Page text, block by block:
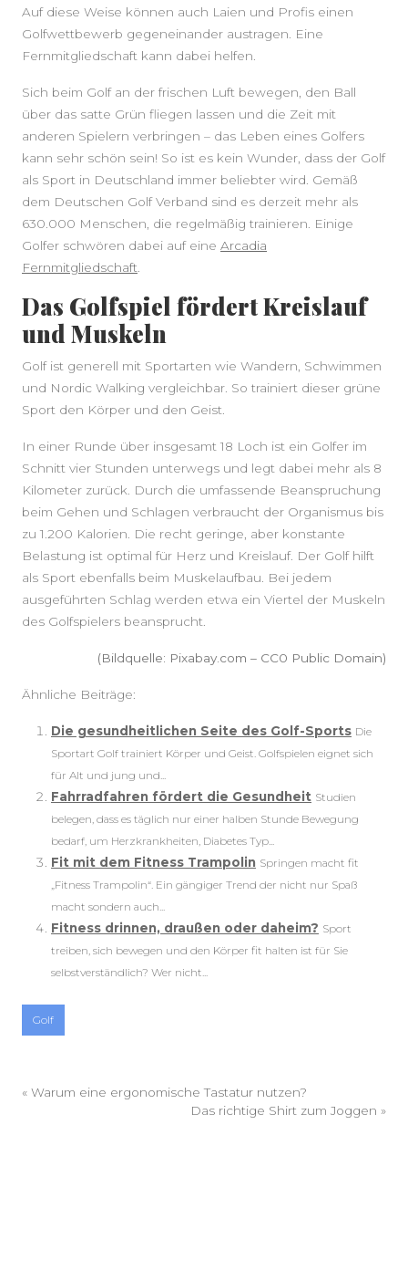
Auf diese Weise können auch Laien und Profis einen
Golfwettbewerb gegeneinander austragen. Eine
Fernmitgliedschaft kann dabei helfen.
Sich beim Golf an der frischen Luft bewegen, den Ball
über das satte Grün fliegen lassen und die Zeit mit
anderen Spielern verbringen – das Leben eines Golfers
kann sehr schön sein! So ist es kein Wunder, dass der Golf
als Sport in Deutschland immer beliebter wird. Gemäß
dem Deutschen Golf Verband sind es derzeit mehr als
630.000 Menschen, die regelmäßig trainieren. Einige
Golfer schwören dabei auf eine Arcadia
Fernmitgliedschaft
Das Golfspiel fördert Kreislauf
und Muskeln
Golf ist generell mit Sportarten wie Wandern, Schwimmen
und Nordic Walking vergleichbar. So trainiert dieser grüne
Sport den Körper und den Geist.
In einer Runde über insgesamt 18 Loch ist ein Golfer im
Schnitt vier Stunden unterwegs und legt dabei mehr als 8
Kilometer zurück. Durch die umfassende Beanspruchung
beim Gehen und Schlagen verbraucht der Organismus bis
zu 1.200 Kalorien. Die recht geringe, aber konstante
Belastung ist optimal für Herz und Kreislauf. Der Golf hilft
als Sport ebenfalls beim Muskelaufbau. Bei jedem
ausgeführten Schlag werden etwa ein Viertel der Muskeln
des Golfspielers beansprucht.
(Bildquelle: Pixabay.com – CC0 Public Domain)
Ähnliche Beiträge:
Die gesundheitlichen Seite des Golf-Sports Die
Sportart Golf trainiert Körper und Geist. Golfspielen eignet sich
für Alt und jung und...
Fahrradfahren fördert die Gesundheit Studien
belegen, dass es täglich nur einer halben Stunde Bewegung
bedarf, um Herzkrankheiten, Diabetes Typ...
Fit mit dem Fitness Trampolin Springen macht fit
„Fitness Trampolin“. Ein gängiger Trend der nicht nur Spaß
macht sondern auch...
Fitness drinnen, draußen oder daheim? Sport
treiben, sich bewegen und den Körper fit halten ist für Sie
selbstverständlich? Wer nicht...
Golf
« Warum eine ergonomische Tastatur nutzen?
Das richtige Shirt zum Joggen »